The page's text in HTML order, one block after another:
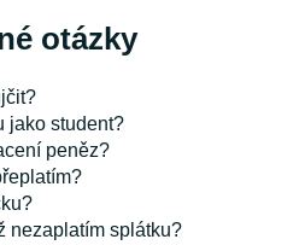
otázky
jako student?
peněz?
nezaplatím splátku?